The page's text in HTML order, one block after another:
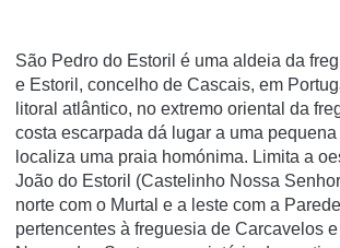
São Pedro do Estoril é uma aldeia da
e Estoril, concelho de Cascais, em
litoral atlântico, no extremo oriental da
costa escarpada dá lugar a uma
localiza uma praia homónima. Limita a
João do Estoril (Castelinho Nossa
norte com o Murtal e a leste com a
pertencentes à freguesia de Carcavelos